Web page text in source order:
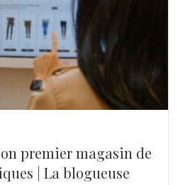
premier magasin de
| La blogueuse